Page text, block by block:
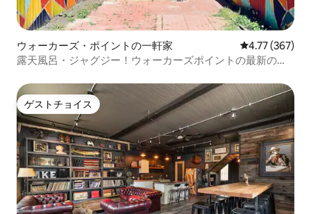
ウォーカーズ・ポイントの一軒家 レビュー367
4.77 (367)
露天風呂・ジャグジー！ウォーカーズポイントの最新の宿
ゲストチョイス
ゲストチョイス